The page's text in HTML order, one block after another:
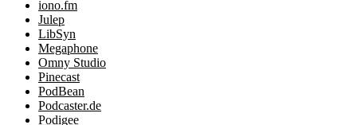
iono.fm
Julep
LibSyn
Megaphone
Omny Studio
Pinecast
PodBean
Podcaster.de
Podigee